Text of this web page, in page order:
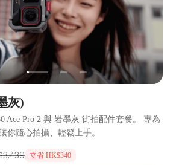
灰)
Ace Pro 2 與 岩墨灰 街拍配件套餐。 專為
你隨心拍攝、輕鬆上手。
立省 HK$340